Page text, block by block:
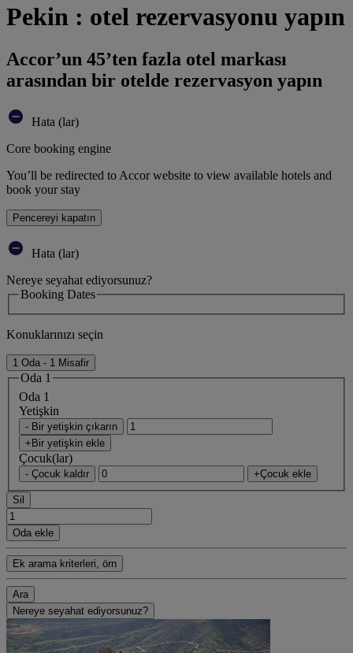
Pekin : otel rezervasyonu yapın
Accor’un 45’ten fazla otel markası
arasından bir otelde rezervasyon yapın
Hata (lar)
Core booking engine
You’ll be redirected to Accor website to view available hotels and
book your stay
Pencereyi kapatın
Hata (lar)
Nereye seyahat ediyorsunuz?
Booking Dates
Konuklarınızı seçin
1 Oda - 1 Misafir
Oda 1
Oda 1
Yetişkin
- Bir yetişkin çıkarın
+Bir yetişkin ekle
Çocuk(lar)
- Çocuk kaldır +Çocuk ekle
Sil
Oda ekle
Ek arama kriterleri, örn
Ara
Nereye seyahat ediyorsunuz?